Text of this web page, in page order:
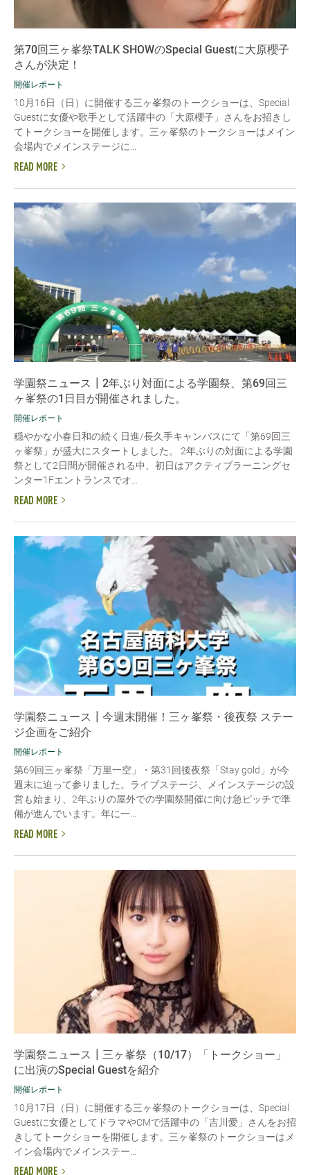
第70回三ヶ峯祭TALK SHOWのSpecial Guestに大原櫻子
さんが決定！
開催レポート
10月16日（日）に開催する三ヶ峯祭のトークショーは、Special
Guestに女優や歌手として活躍中の「大原櫻子」さんをお招きし
てトークショーを開催します。三ヶ峯祭のトークショーはメイン
会場内でメインステージに...
READ MORE
学園祭ニュース┃2年ぶり対面による学園祭、第69回三
ヶ峯祭の1日目が開催されました。
開催レポート
穏やかな小春日和の続く日進/長久手キャンパスにて「第69回三
ヶ峯祭」が盛大にスタートしました。 2年ぶりの対面による学園
祭として2日間が開催される中、初日はアクティブラーニングセ
ンター1Fエントランスでオ...
READ MORE
学園祭ニュース┃今週末開催！三ヶ峯祭・後夜祭 ステー
ジ企画をご紹介
開催レポート
第69回三ヶ峯祭「万里一空」・第31回後夜祭「Stay gold」が今
週末に迫って参りました。ライブステージ、メインステージの設
営も始まり、2年ぶりの屋外での学園祭開催に向け急ピッチで準
備が進んでいます。年に一...
READ MORE
学園祭ニュース┃三ヶ峯祭（10/17）「トークショー」
に出演のSpecial Guestを紹介
開催レポート
10月17日（日）に開催する三ヶ峯祭のトークショーは、Special
Guestに女優としてドラマやCMで活躍中の「吉川愛」さんをお招
きしてトークショーを開催します。三ヶ峯祭のトークショーはメ
イン会場内でメインステー...
READ MORE